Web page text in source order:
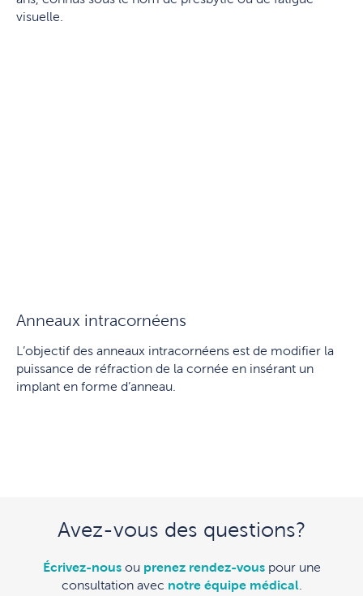
visuelle.
Anneaux intracornéens
L’objectif des anneaux intracornéens est de modifier la
puissance de réfraction de la cornée en insérant un
implant en forme d’anneau.
Avez-vous des questions?
Écrivez-nousou prenez rendez-vouspour une
consultation avec notre équipe médical.